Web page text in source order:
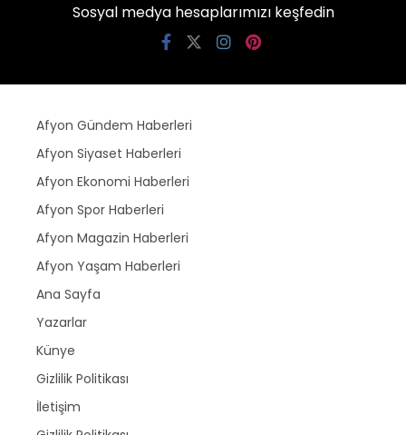
Sosyal medya hesaplarımızı keşfedin
Afyon Gündem Haberleri
Afyon Siyaset Haberleri
Afyon Ekonomi Haberleri
Afyon Spor Haberleri
Afyon Magazin Haberleri
Afyon Yaşam Haberleri
Ana Sayfa
Yazarlar
Künye
Gizlilik Politikası
İletişim